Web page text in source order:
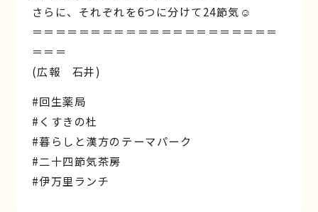
さらに、それぞれを6つに分けて24節気☺︎
＝＝＝＝＝＝＝＝＝＝＝＝＝＝＝＝＝＝＝＝＝
＝＝＝
(広報 石井)
#回生薬局
#くすきの杜
#暮らしと漢方のテーマパーク
#二十四節気茶房
#伊万里ランチ